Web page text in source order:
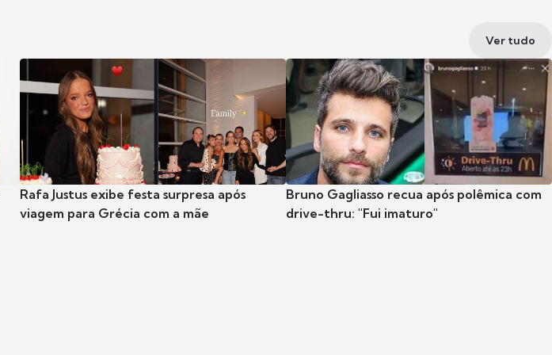
Ver tudo
Rafa Justus exibe festa surpresa após
viagem para Grécia com a mãe
Bruno Gagliasso recua após polêmica com
drive-thru: "Fui imaturo"